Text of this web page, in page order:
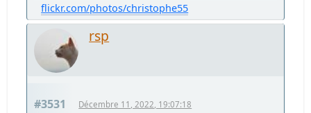
flickr.com/photos/christophe55
rsp
#3531 Décembre 11, 2022, 19:07:18